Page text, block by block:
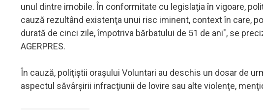
unul dintre imobile. În conformitate cu legislaţia în vigoare,
cauză rezultând existenţa unui risc iminent, context în care,
durată de cinci zile, împotriva bărbatului de 51 de ani", se
AGERPRES.
În cauză, poliţiştii oraşului Voluntari au deschis un dosar de
aspectul săvârşirii infracţiunii de lovire sau alte violenţe,